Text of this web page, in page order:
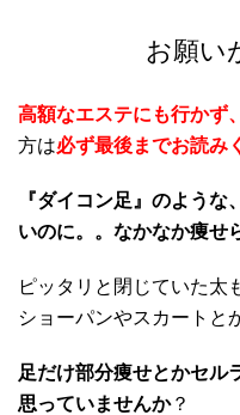
お願い
高額なエステにも行かず
方は必ず最後までお読み
『ダイコン足』のよう
いのに。。なかなか痩せ
ピッタリと閉じていた太
ショーパンやスカートと
足だけ部分痩せとかセル
思っていませんか？